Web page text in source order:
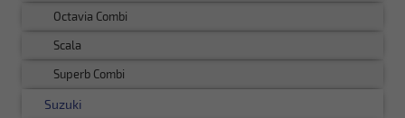
Octavia Combi
Scala
Superb Combi
Suzuki